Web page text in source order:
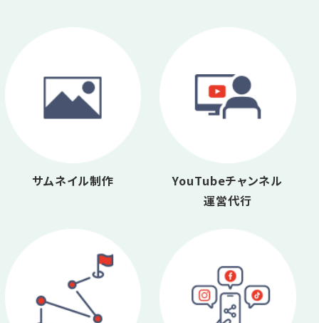
サムネイル制作
YouTubeチャンネル
運営代行